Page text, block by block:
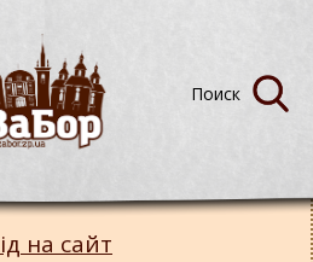
на сайт